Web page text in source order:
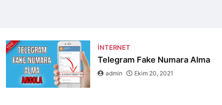
İNTERNET
Telegram Fake Numara Alma
admin Ekim 20, 2021